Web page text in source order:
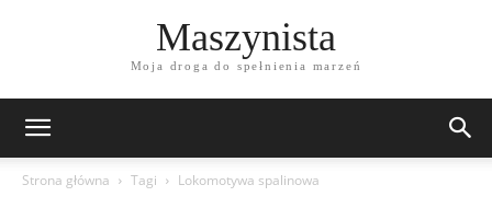
Maszynista
Moja droga do spełnienia marzeń
Strona główna Tagi Lokomotywa spalinowa